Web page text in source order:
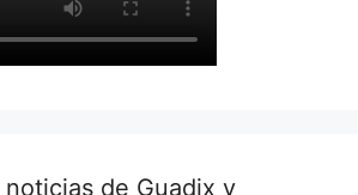
de Guadix y